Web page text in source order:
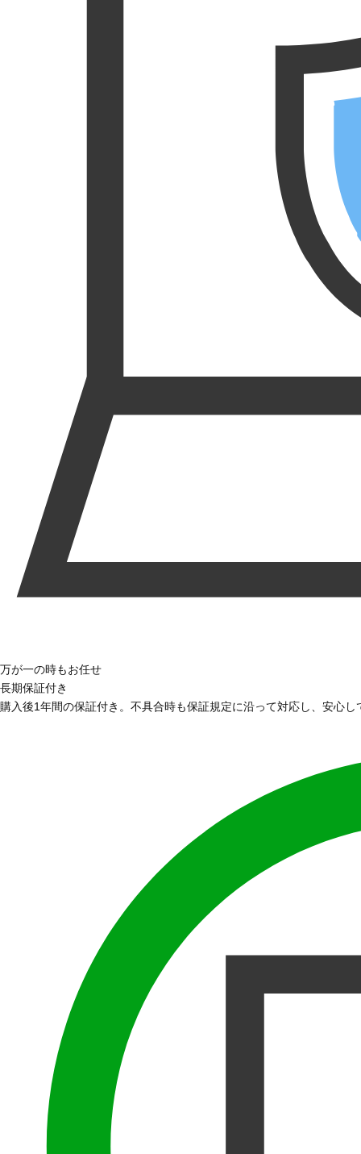
万が一の時もお任せ
長期保証付き
購入後1年間の保証付き。不具合時も保証規定に沿って対応し、安心